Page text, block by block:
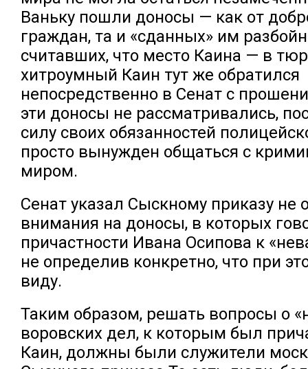
Ваньку пошли доносы — как от
граждан, та и «сданных» им
считавших, что место Каина — в
хитроумный Каин тут же обратился
непосредственно в Сенат с
эти доносы не рассматривались,
силу своих обязанностей
просто вынужден общаться с
миром.
Сенат указал Сыскному приказу не
внимания на доносы, в которых
причастности Ивана Осипова к
не определив конкретно, что при
виду.
Таким образом, решать вопросы о
воровских дел, к которым был
Каин, должны были служители